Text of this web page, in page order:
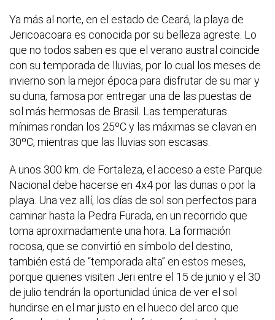
Ya más al norte, en el estado de Ceará, la playa de
Jericoacoara es conocida por su belleza agreste. Lo
que no todos saben es que el verano austral coincide
con su temporada de lluvias, por lo cual los meses de
invierno son la mejor época para disfrutar de su mar y
su duna, famosa por entregar una de las puestas de
sol más hermosas de Brasil. Las temperaturas
mínimas rondan los 25ºC y las máximas se clavan en
30ºC, mientras que las lluvias son escasas.
A unos 300 km. de Fortaleza, el acceso a este Parque
Nacional debe hacerse en 4x4 por las dunas o por la
playa. Una vez allí, los días de sol son perfectos para
caminar hasta la Pedra Furada, en un recorrido que
toma aproximadamente una hora. La formación
rocosa, que se convirtió en símbolo del destino,
también está de “temporada alta” en estos meses,
porque quienes visiten Jeri entre el 15 de junio y el 30
de julio tendrán la oportunidad única de ver el sol
hundirse en el mar justo en el hueco del arco que